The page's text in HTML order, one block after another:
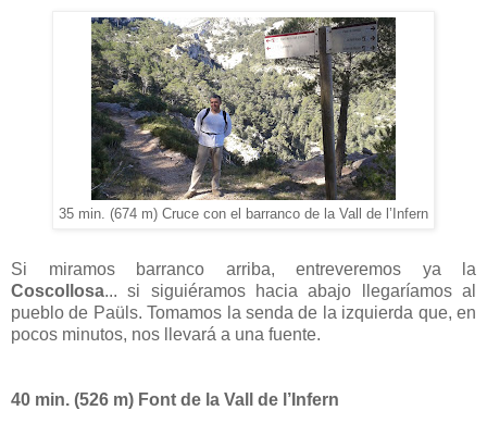
35 min. (674 m) Cruce con el barranco de la Vall de l’Infern
Si miramos barranco arriba, entreveremos ya la
Coscollosa... si siguiéramos hacia abajo llegaríamos al
pueblo de Paüls. Tomamos la senda de la izquierda que, en
pocos minutos, nos llevará a una fuente.
40 min. (526 m) Font de la Vall de l’Infern